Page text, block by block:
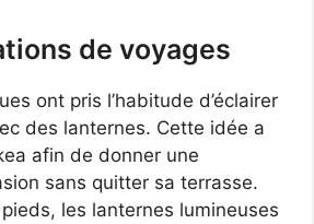
de voyages
ont pris l’habitude d’éclairer
des lanternes. Cette idée a
afin de donner une
sans quitter sa terrasse.
les lanternes lumineuses